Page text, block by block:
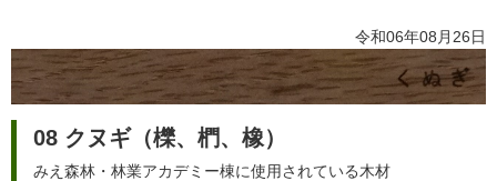
令和06年08月26日
08 クヌギ（櫟、椚、橡）
みえ森林・林業アカデミー棟に使用されている木材